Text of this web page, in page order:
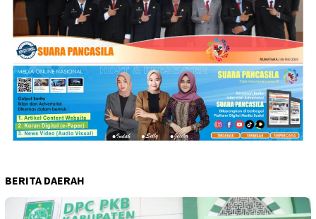
BERITA DAERAH